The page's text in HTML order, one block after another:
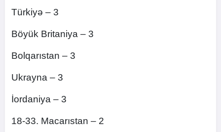
Türkiyə – 3
Böyük Britaniya – 3
Bolqarıstan – 3
Ukrayna – 3
İordaniya – 3
18-33. Macarıstan – 2